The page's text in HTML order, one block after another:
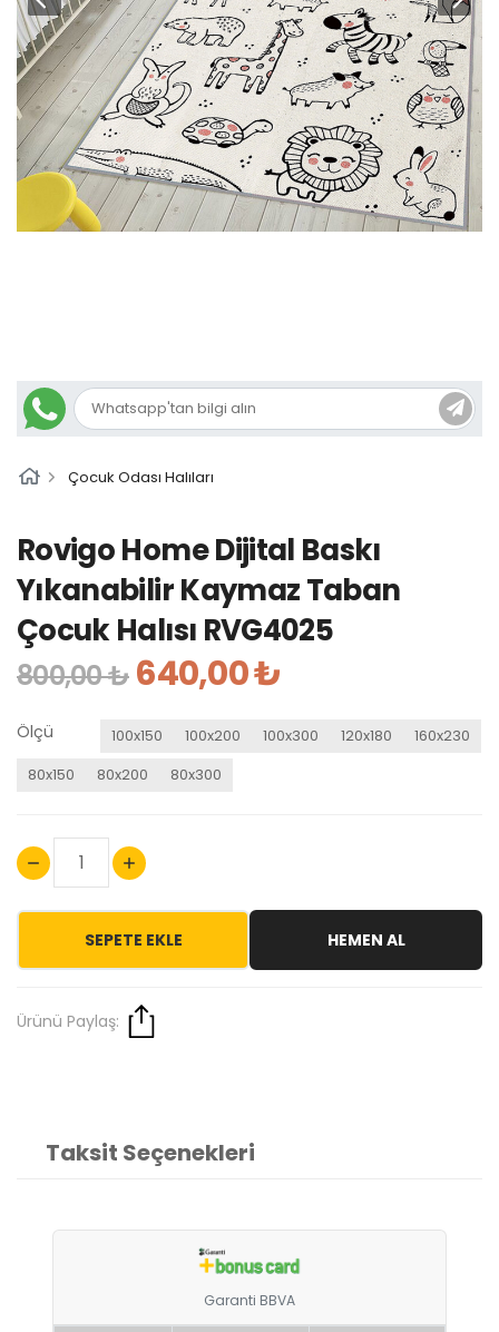
Çocuk Odası Halıları
Rovigo Home Dijital Baskı
Yıkanabilir Kaymaz Taban
Çocuk Halısı RVG4025
800,00 ₺ 640,00 ₺
Ölçü 100x150 100x200 100x300 120x180
160x230
80x150
80x200 80x300
SEPETE EKLE HEMEN AL
Ürünü Paylaş:
Taksit Seçenekleri
Garanti BBVA